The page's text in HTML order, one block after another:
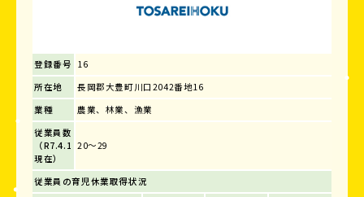
登録番号 16
所在地
長岡郡大豊町川口2042番地16
業種
農業、林業、漁業
従業員数
（R7.4.1
現在）
20～29
従業員の育児休業取得状況